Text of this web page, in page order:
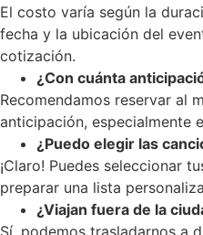
El costo varía según la
fecha y la ubicación del
cotización.
¿Con cuánta
Recomendamos reservar al
anticipación, especialmente
¿Puedo elegir las
¡Claro! Puedes seleccionar
preparar una lista
¿Viajan fuera de la
Sí, podemos trasladarnos a